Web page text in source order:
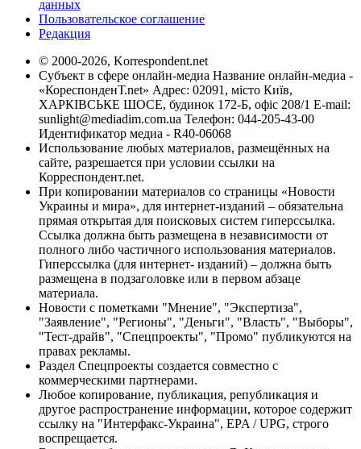
данных
Пользовательское соглашение
Редакция
© 2000-2026, Korrespondent.net
Субъект в сфере онлайн-медиа Название онлайн-медиа -
«КореспонденТ.net» Адрес: 02091, місто Київ,
ХАРКІВСЬКЕ ШОСЕ, будинок 172-Б, офіс 208/1 E-mail:
sunlight@mediadim.com.ua Телефон: 044-205-43-00
Идентификатор медиа - R40-06068
Использование любых материалов, размещённых на
сайте, разрешается при условии ссылки на
Корреспондент.net.
При копировании материалов со страницы «Новости
Украины и мира», для интернет-изданий – обязательна
прямая открытая для поисковых систем гиперссылка.
Ссылка должна быть размещена в независимости от
полного либо частичного использования материалов.
Гиперссылка (для интернет- изданий) – должна быть
размещена в подзаголовке или в первом абзаце
материала.
Новости с пометками "Мнение", "Экспертиза",
"Заявление", "Регионы", "Деньги", "Власть", "Выборы",
"Тест-драйв", "Спецпроекты", "Промо" публикуются на
правах рекламы.
Раздел Спецпроекты создается совместно с
коммерческими партнерами.
Любое копирование, публикация, републикация и
другое распространение информации, которое содержит
ссылку на "Интерфакс-Украина", EPA / UPG, строго
воспрещается.